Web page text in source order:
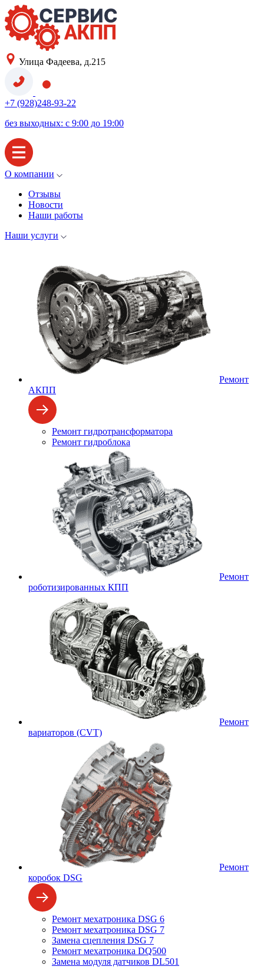
Улица Фадеева, д.215
+7 (928)248-93-22
без выходных: с 9:00 до 19:00
О компании
Отзывы
Новости
Наши работы
Наши услуги
Ремонт
АКПП
Ремонт гидротрансформатора
Ремонт гидроблока
Ремонт
роботизированных КПП
Ремонт
вариаторов (CVT)
Ремонт
коробок DSG
Ремонт мехатроника DSG 6
Ремонт мехатроника DSG 7
Замена сцепления DSG 7
Ремонт мехатроника DQ500
Замена модуля датчиков DL501